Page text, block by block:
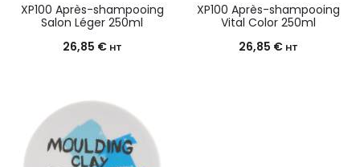
XP100 Après-shampooing
Salon Léger 250ml
26,85 € HT
XP100 Après-shampooing
Vital Color 250ml
26,85 € HT